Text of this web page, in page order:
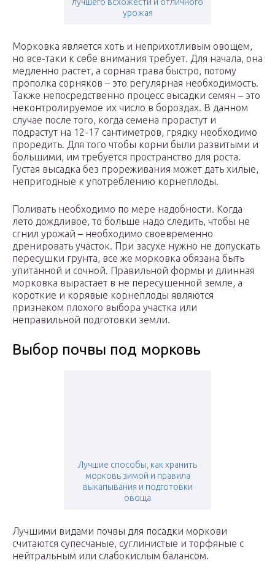
урожая
Морковка является хоть и неприхотливым овощем,
но все-таки к себе внимания требует. Для начала, она
медленно растет, а сорная трава быстро, потому
прополка сорняков – это регулярная необходимость.
Также непосредственно процесс высадки семян – это
неконтролируемое их число в бороздах. В данном
случае после того, когда семена прорастут и
подрастут на 12-17 сантиметров, грядку необходимо
проредить. Для того чтобы корни были развитыми и
большими, им требуется пространство для роста.
Густая высадка без прореживания может дать хилые,
непригодные к употреблению корнеплоды.
Поливать необходимо по мере надобности. Когда
лето дождливое, то больше надо следить, чтобы не
сгнил урожай – необходимо своевременно
дренировать участок. При засухе нужно не допускать
пересушки грунта, все же морковка обязана быть
упитанной и сочной. Правильной формы и длинная
морковка вырастает в не пересушенной земле, а
короткие и корявые корнеплоды являются
признаком плохого выбора участка или
неправильной подготовки земли.
Выбор почвы под морковь
Лучшие способы, как хранить
морковь зимой и правила
выкапывания и подготовки
овоща
Лучшими видами почвы для посадки моркови
считаются супесчаные, суглинистые и торфяные с
нейтральным или слабокислым балансом.